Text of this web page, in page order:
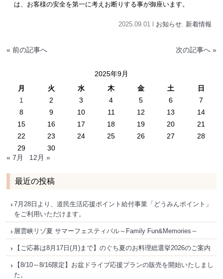
は、お客様の安全を第一に考えお断りする事が御座います。
2025.09.01 l お知らせ. 新着情報
« 前の記事へ 次の記事へ »
2025年9月
月
火 水 木 金 土
日
1
2 3 4 5 6
7
8
9 10 11 12 13
14
15
16 17 18 19 20
21
22
23 24 25 26 27
28
29
30
« 7月
12月 »
最近の投稿
7月28日より、道民生活応援ポイント給付事業「どうみんポイント」
をご利用いただけます。
層雲峡リゾ夏 サマーフェスティバル～Family Fun&Memories～
【ご応募は8月17日(月)まで】のぐち夏のお料理総選挙2026のご案内
【8/10～8/16限定】お盆ドライブ応援プランの販売を開始いたしまし
た。